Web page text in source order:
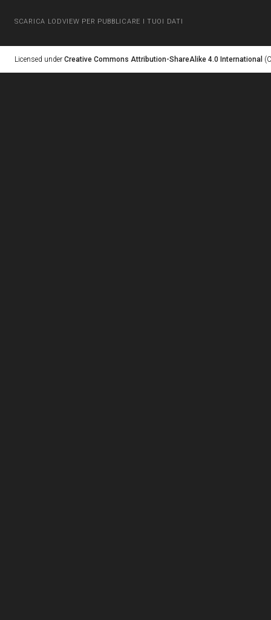
SCARICA LODVIEW PER PUBBLICARE I TUOI DATI
Licensed under Creative Commons Attribution-ShareAlike 4.0 International